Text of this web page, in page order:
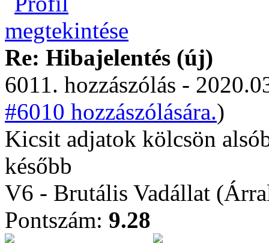
Re: Hibajelentés (új)
6011. hozzászólás -
#6010 hozzászólására.)
Kicsit adjatok kölcsön
később
V6 - Brutális Vadállat
Pontszám: 9.28